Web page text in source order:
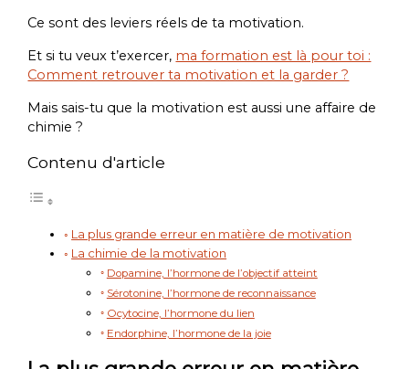
Ce sont des leviers réels de ta motivation.
Et si tu veux t’exercer, ma formation est là pour toi :
Comment retrouver ta motivation et la garder ?
Mais sais-tu que la motivation est aussi une affaire de
chimie ?
Contenu d'article
La plus grande erreur en matière de motivation
La chimie de la motivation
Dopamine, l’hormone de l’objectif atteint
Sérotonine, l’hormone de reconnaissance
Ocytocine, l’hormone du lien
Endorphine, l’hormone de la joie